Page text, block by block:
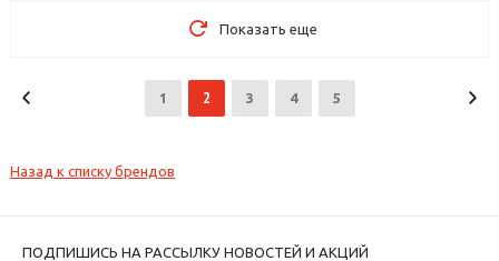
Показать еще
1 2 3 4 5
Назад к списку брендов
ПОДПИШИСЬ НА РАССЫЛКУ НОВОСТЕЙ И АКЦИЙ